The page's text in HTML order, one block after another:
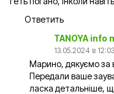
Ответить
TANOYA info
13.05.2024 в 12:03
Марино, дякуємо за
Передали ваше
ласка детальніше,